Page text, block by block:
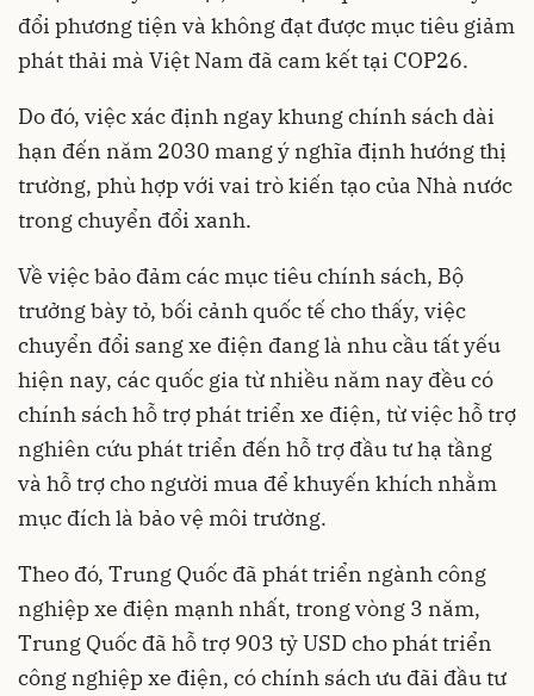
đổi phương tiện và không đạt được mục tiêu giảm
phát thải mà Việt Nam đã cam kết tại COP26.
Do đó, việc xác định ngay khung chính sách dài
hạn đến năm 2030 mang ý nghĩa định hướng thị
trường, phù hợp với vai trò kiến tạo của Nhà nước
trong chuyển đổi xanh.
Về việc bảo đảm các mục tiêu chính sách, Bộ
trưởng bày tỏ, bối cảnh quốc tế cho thấy, việc
chuyển đổi sang xe điện đang là nhu cầu tất yếu
hiện nay, các quốc gia từ nhiều năm nay đều có
chính sách hỗ trợ phát triển xe điện, từ việc hỗ trợ
nghiên cứu phát triển đến hỗ trợ đầu tư hạ tầng
và hỗ trợ cho người mua để khuyến khích nhằm
mục đích là bảo vệ môi trường.
Theo đó, Trung Quốc đã phát triển ngành công
nghiệp xe điện mạnh nhất, trong vòng 3 năm,
Trung Quốc đã hỗ trợ 903 tỷ USD cho phát triển
công nghiệp xe điện, có chính sách ưu đãi đầu tư